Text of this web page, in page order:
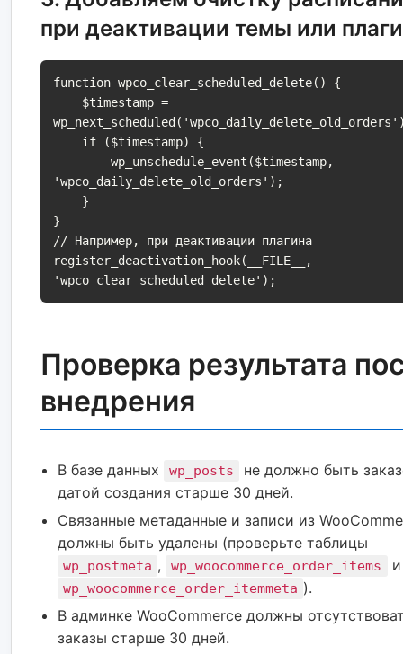
при деактивации темы или
function wpco_clear_scheduled_delete() {
'wpco_daily_delete_old_orders');
}
// Например, при деактивации плагина
register_deactivation_hook(__FILE__,
'wpco_clear_scheduled_delete');
Проверка результата
внедрения
В базе данных wp_posts
не должно быть
датой создания старше 30 дней.
Связанные метаданные и записи из
должны быть удалены (проверьте таблицы
wp_postmeta , wp_woocommerce_order_items и
wp_woocommerce_order_itemmeta ).
В админке WooCommerce должны
заказы старше 30 дней.